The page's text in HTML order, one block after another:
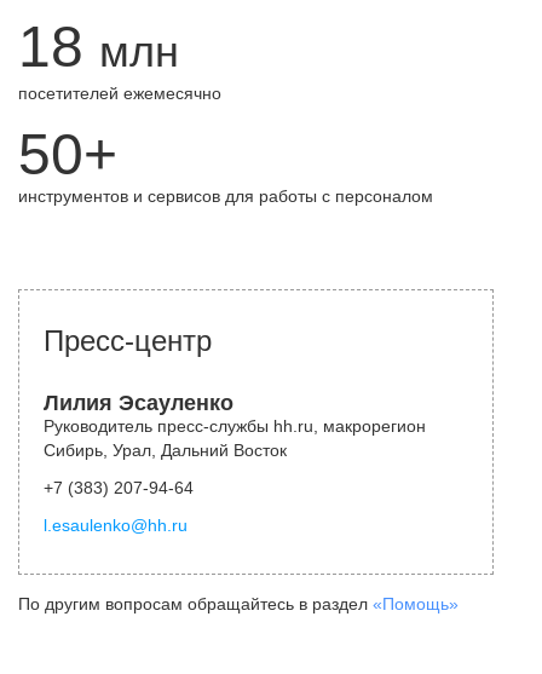
18 млн
посетителей ежемесячно
50+
инструментов и сервисов для работы с персоналом
Пресс-центр
Лилия Эсауленко
Руководитель пресс-службы hh.ru, макрорегион
Сибирь, Урал, Дальний Восток
+7 (383) 207-94-64
l.esaulenko@hh.ru
По другим вопросам обращайтесь в раздел «Помощь»